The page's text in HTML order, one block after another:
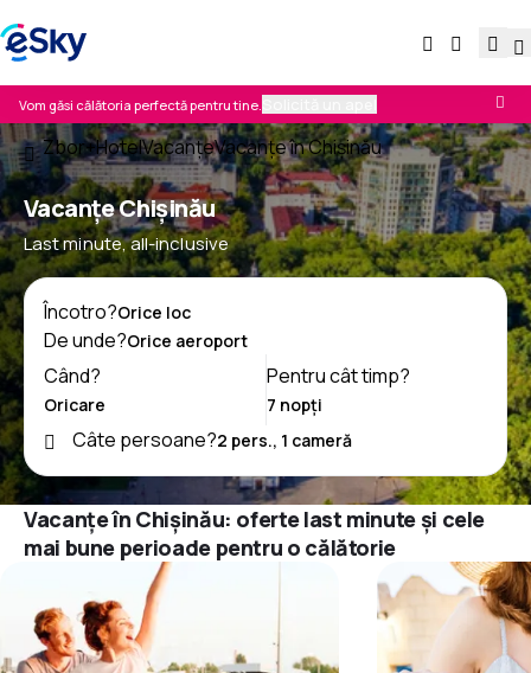
Vom găsi călătoria perfectă pentru tine.
Zbor+HotelVacanţeVacanţe în Chișinău
Vacanţe Chișinău
Last minute, all-inclusive
Încotro?
De unde?
Când?
Pentru cât timp?
Câte persoane?
Vacanțe în Chișinău: oferte last minute și cele
mai bune perioade pentru o călătorie